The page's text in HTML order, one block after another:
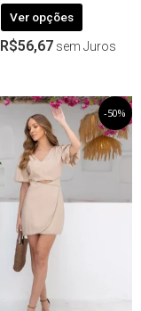
Ver opções
R$56,67 sem Juros
-50%
O
preço
original
era:
R$519,99.
O
preço
atual
é:
R$259,99.
Este
produto
tem
várias
As